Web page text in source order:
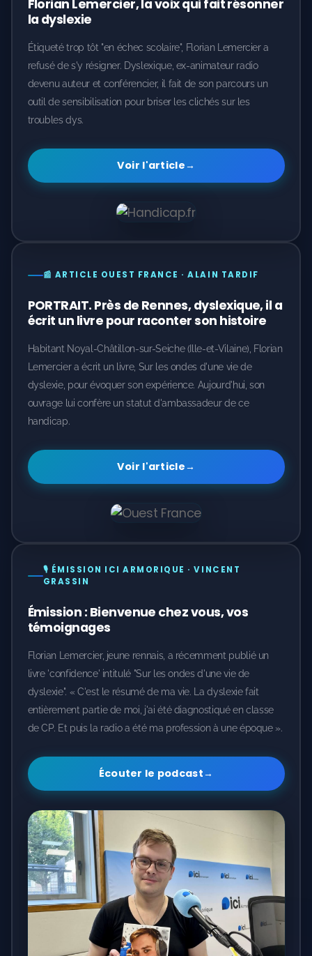
Florian Lemercier, la voix qui fait résonner
la dyslexie
Étiqueté trop tôt "en échec scolaire", Florian Lemercier a
refusé de s'y résigner. Dyslexique, ex-animateur radio
devenu auteur et conférencier, il fait de son parcours un
outil de sensibilisation pour briser les clichés sur les
troubles dys.
Voir l'article→
📰 ARTICLE OUEST FRANCE · ALAIN TARDIF
PORTRAIT. Près de Rennes, dyslexique, il a
écrit un livre pour raconter son histoire
Habitant Noyal-Châtillon-sur-Seiche (Ille-et-Vilaine), Florian
Lemercier a écrit un livre, Sur les ondes d'une vie de
dyslexie, pour évoquer son expérience. Aujourd'hui, son
ouvrage lui confère un statut d'ambassadeur de ce
handicap.
Voir l'article→
🎙️ ÉMISSION ICI ARMORIQUE · VINCENT
GRASSIN
Émission : Bienvenue chez vous, vos
témoignages
Florian Lemercier, jeune rennais, a récemment publié un
livre 'confidence' intitulé "Sur les ondes d'une vie de
dyslexie". « C'est le résumé de ma vie. La dyslexie fait
entièrement partie de moi, j'ai été diagnostiqué en classe
de CP. Et puis la radio a été ma profession à une époque ».
Écouter le podcast→